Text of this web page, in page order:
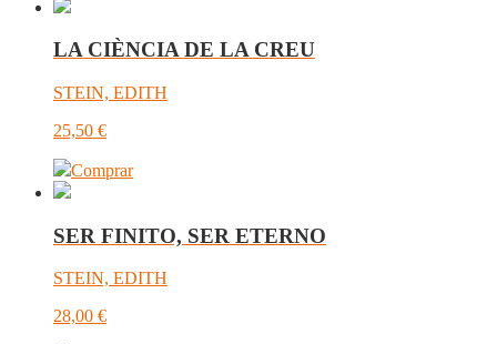
LA CIÈNCIA DE LA CREU
STEIN, EDITH
25,50 €
Comprar
SER FINITO, SER ETERNO
STEIN, EDITH
28,00 €